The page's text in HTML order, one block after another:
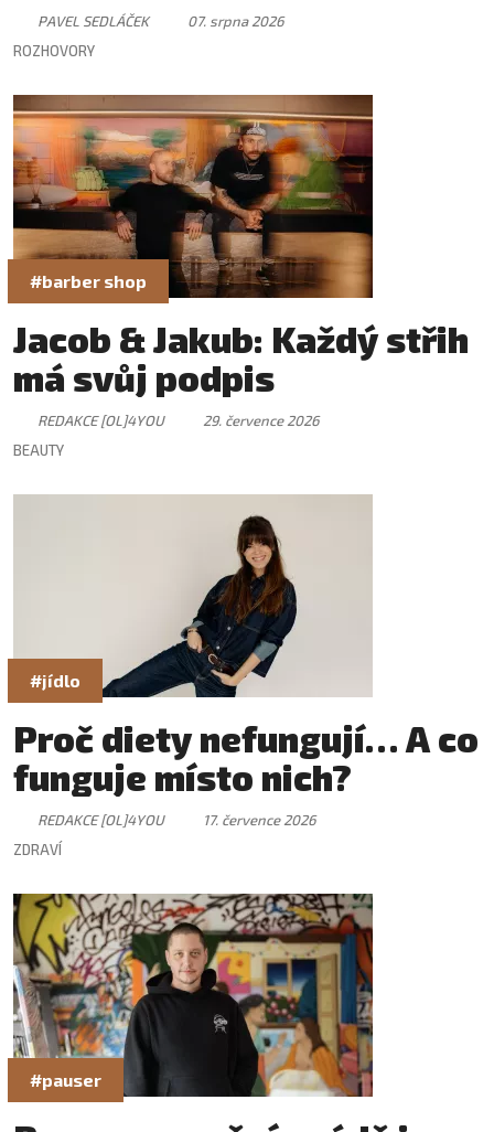
PAVEL SEDLÁČEK
07. srpna 2026
ROZHOVORY
#barber shop
Jacob & Jakub: Každý střih
má svůj podpis
REDAKCE [OL]4YOU
29. července 2026
BEAUTY
#jídlo
Proč diety nefungují… A co
funguje místo nich?
REDAKCE [OL]4YOU
17. července 2026
ZDRAVÍ
#pauser